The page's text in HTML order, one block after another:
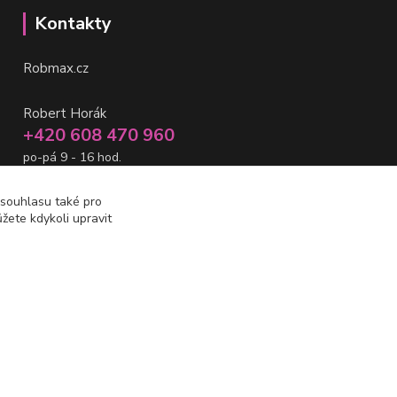
Kontakty
Robmax.cz
Robert Horák
+420 608 470 960
po-pá 9 - 16 hod.
info@robmax.cz
také pro
kdykoli upravit